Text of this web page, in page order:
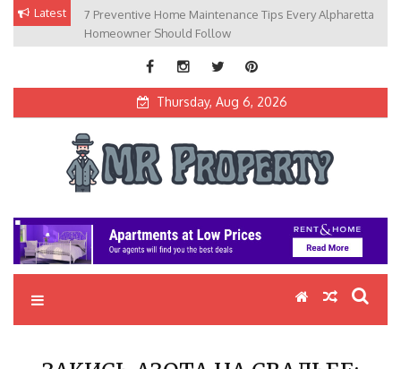
Skip Latest
7 Preventive Home Maintenance Tips Every Alpharetta
Homeowner Should Follow
Thursday, Aug 6, 2026
MR Property
Exceptional Properties, Exceptional Clients